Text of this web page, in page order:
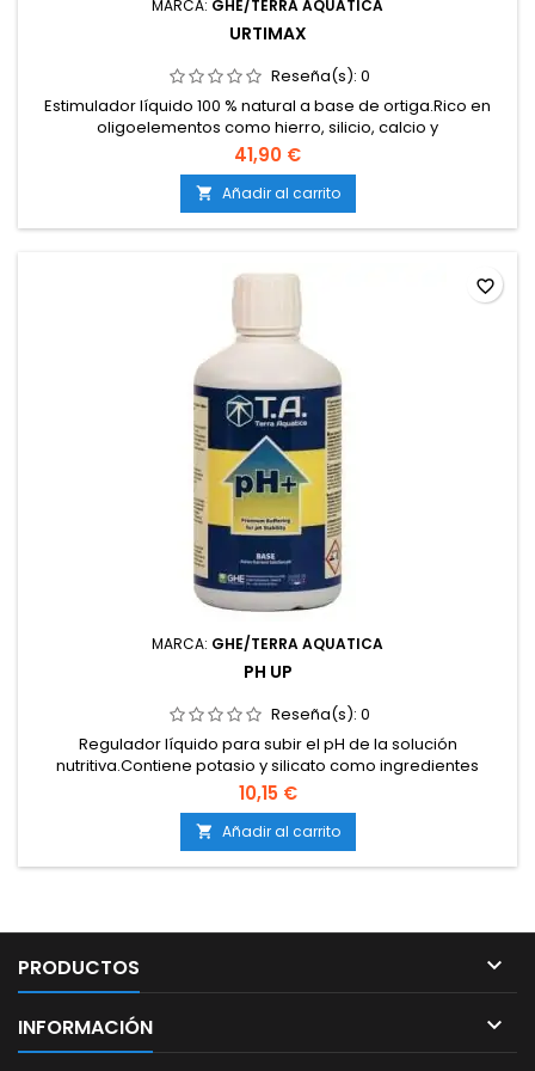
MARCA: GHE/TERRA AQUATICA
URTIMAX
Reseña(s): 0
Estimulador líquido 100 % natural a base de ortiga.Rico en
oligoelementos como hierro, silicio, calcio y
magnesio.Refuerza la salud general y la resistencia de la
planta.Estimula la producción de clorofila y mejora la
fotosíntesis.Apto para agricultura ecológica.
41,90 €
 Añadir al carrito
MARCA: GHE/TERRA AQUATICA
PH UP
Reseña(s): 0
Regulador líquido para subir el pH de la solución
nutritiva.Contiene potasio y silicato como ingredientes
activos.Adecuado para aguas de baja mineralización o
cultivo hidropónico.Estabiliza y mantiene el pH ajustado,
evitando fluctuaciones bruscas.Compatible con cualquier
sistema de cultivo en tierra, coco o hidroponía.
10,15 €
 Añadir al carrito
favorite_border
PRODUCTOS 
INFORMACIÓN 